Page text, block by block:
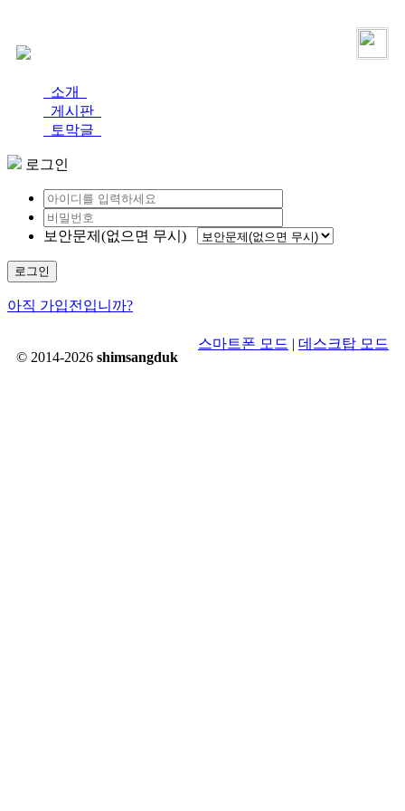
소개
게시판
토막글
로그인
보안문제(없으면 무시)
로그인
아직 가입전입니까?
© 2014-2026 shimsangduk
스마트폰 모드 | 데스크탑 모드